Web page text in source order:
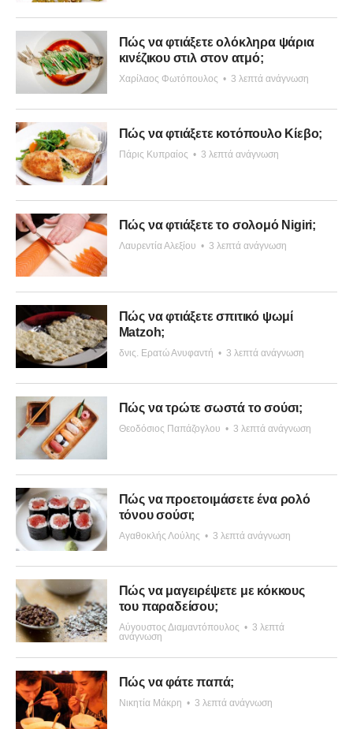
Πώς να φτιάξετε ολόκληρα ψάρια
κινέζικου στιλ στον ατμό;
Χαρίλαος Φωτόπουλος • 3 λεπτά ανάγνωση
Πώς να φτιάξετε κοτόπουλο Κίεβο;
Πάρις Κυπραίος • 3 λεπτά ανάγνωση
Πώς να φτιάξετε το σολομό Nigiri;
Λαυρεντία Αλεξίου • 3 λεπτά ανάγνωση
Πώς να φτιάξετε σπιτικό ψωμί
Matzoh;
δνις. Ερατώ Ανυφαντή • 3 λεπτά ανάγνωση
Πώς να τρώτε σωστά το σούσι;
Θεοδόσιος Παπάζογλου • 3 λεπτά ανάγνωση
Πώς να προετοιμάσετε ένα ρολό
τόνου σούσι;
Αγαθοκλής Λούλης • 3 λεπτά ανάγνωση
Πώς να μαγειρέψετε με κόκκους
του παραδείσου;
Αύγουστος Διαμαντόπουλος • 3 λεπτά
ανάγνωση
Πώς να φάτε παπά;
Νικητία Μάκρη • 3 λεπτά ανάγνωση